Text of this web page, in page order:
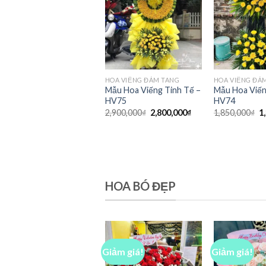
HOA VIẾNG ĐÁM TANG
Mẫu Hoa Viếng Tinh Tế –
HV75
2,900,000₫ Giá
gốc
2,800,000₫Giá
HOA VIẾNG
Mẫu Hoa
HV74
1,850,000₫
HOA BÓ ĐẸP
Giảm giá! Giảm giá!